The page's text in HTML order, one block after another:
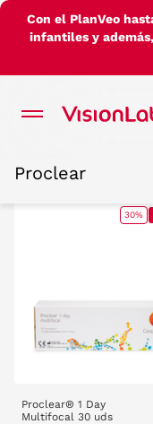
Con el PlanVeo
infantiles y
Proclear
Proclear
Proclear® 1 Day
Multifocal 30 uds
30%